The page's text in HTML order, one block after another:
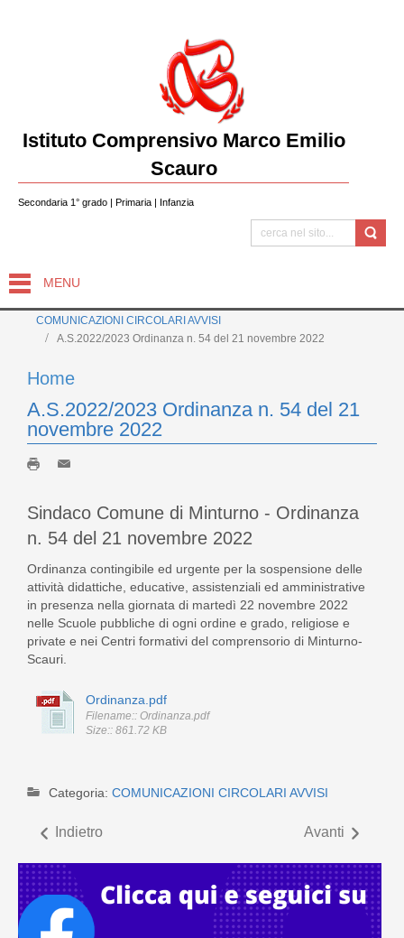
Istituto Comprensivo Marco Emilio
Scauro
Secondaria 1° grado | Primaria | Infanzia
MENU
COMUNICAZIONI CIRCOLARI AVVISI
A.S.2022/2023 Ordinanza n. 54 del 21 novembre 2022
Home
A.S.2022/2023 Ordinanza n. 54 del 21
novembre 2022
Sindaco Comune di Minturno - Ordinanza
n. 54 del 21 novembre 2022
Ordinanza contingibile ed urgente per la sospensione delle
attività didattiche, educative, assistenziali ed amministrative
in presenza nella giornata di martedì 22 novembre 2022
nelle Scuole pubbliche di ogni ordine e grado, religiose e
private e nei Centri formativi del comprensorio di Minturno-
Scauri.
Ordinanza.pdf
Filename:: Ordinanza.pdf
Size:: 861.72 KB
Categoria: COMUNICAZIONI CIRCOLARI AVVISI
Indietro Avanti